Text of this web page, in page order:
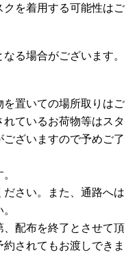
クを着用する可能性はご
る場合がございます。
を置いての場所取りはご
ているお荷物等はスタ
ざいますので予めご了
ださい。また、通路へは
、配布を終了とさせて頂
されてもお渡しできま